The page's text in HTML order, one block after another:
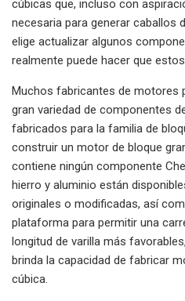
cúbicas que, incluso con
necesaria para generar caballos
elige actualizar algunos
realmente puede hacer que
Muchos fabricantes de motores
gran variedad de componentes
fabricados para la familia de
construir un motor de bloque
contiene ningún componente
hierro y aluminio están
originales o modificadas, así
plataforma para permitir una
longitud de varilla más
brinda la capacidad de fabricar
cúbica.